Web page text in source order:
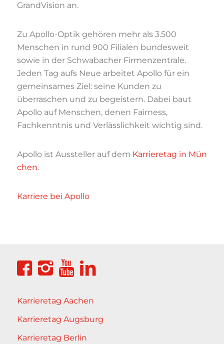
GrandVision an.
Zu Apollo-Optik gehören mehr als 3.500
Menschen in rund 900 Filialen bundesweit
sowie in der Schwabacher Firmenzentrale.
Jeden Tag aufs Neue arbeitet Apollo für ein
gemeinsames Ziel: seine Kunden zu
überraschen und zu begeistern. Dabei baut
Apollo auf Menschen, denen Fairness,
Fachkenntnis und Verlässlichkeit wichtig sind.
Apollo ist Aussteller auf dem Karrieretag in Mün
chen.
Karriere bei Apollo
Karrieretag Aachen
Karrieretag Augsburg
Karrieretag Berlin